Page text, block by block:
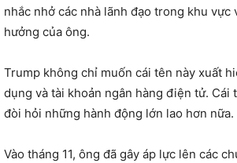
nhắc nhở các nhà lãnh đạo trong khu vực
hưởng của ông.
Trump không chỉ muốn cái tên này xuất
dụng và tài khoản ngân hàng điện tử. Cái
đòi hỏi những hành động lớn lao hơn nữa.
Vào tháng 11, ông đã gây áp lực lên các